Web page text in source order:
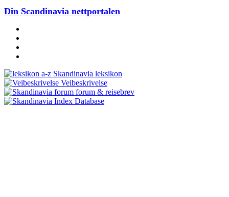
Din Scandinavia nettportalen
Skandinavia leksikon
Veibeskrivelse
forum & reisebrev
Database